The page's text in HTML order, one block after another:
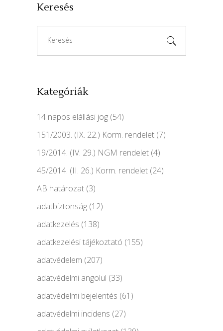
Keresés
for:
Kategóriák
14 napos elállási jog (54)
151/2003. (IX. 22.) Korm. rendelet (7)
19/2014. (IV. 29.) NGM rendelet (4)
45/2014. (II. 26.) Korm. rendelet (24)
AB határozat (3)
adatbiztonság (12)
adatkezelés (138)
adatkezelési tájékoztató (155)
adatvédelem (207)
adatvédelmi angolul (33)
adatvédelmi bejelentés (61)
adatvédelmi incidens (27)